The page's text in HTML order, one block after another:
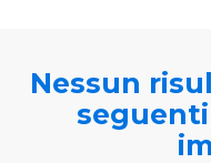
Nessun